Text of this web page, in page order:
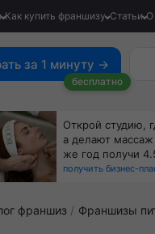
Как купить франшизу Статьи О
за 1 минуту →
бесплатно
Открой студию,
а делают
же год получи
получить бизнес-
франшиз Франшизы